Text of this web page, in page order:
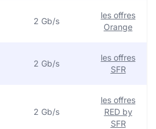
2 Gb/s
les offres
Orange
2 Gb/s
les offres
SFR
2 Gb/s
les offres
RED by
SFR